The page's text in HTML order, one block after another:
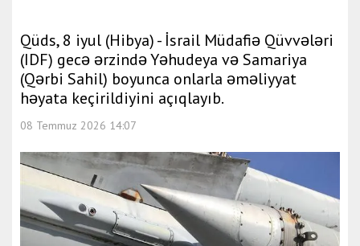
Qüds, 8 iyul (Hibya) - İsrail Müdafiə Qüvvələri
(IDF) gecə ərzində Yəhudeya və Samariya
(Qərbi Sahil) boyunca onlarla əməliyyat
həyata keçirildiyini açıqlayıb.
08 Temmuz 2026 14:07